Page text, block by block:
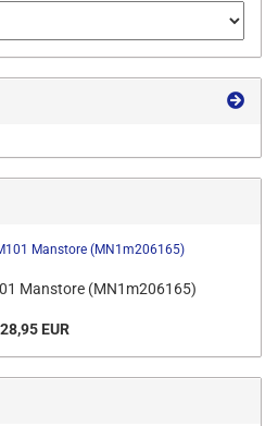
Manstore (MN1m206165)
28,95 EUR